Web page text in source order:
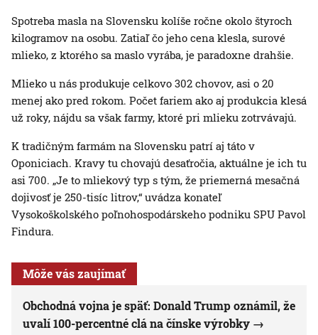
Spotreba masla na Slovensku kolíše ročne okolo štyroch
kilogramov na osobu. Zatiaľ čo jeho cena klesla, surové
mlieko, z ktorého sa maslo vyrába, je paradoxne drahšie.
Mlieko u nás produkuje celkovo 302 chovov, asi o 20
menej ako pred rokom. Počet fariem ako aj produkcia klesá
už roky, nájdu sa však farmy, ktoré pri mlieku zotrvávajú.
K tradičným farmám na Slovensku patrí aj táto v
Oponiciach. Kravy tu chovajú desaťročia, aktuálne je ich tu
asi 700. „Je to mliekový typ s tým, že priemerná mesačná
dojivosť je 250-tisíc litrov,“ uvádza konateľ
Vysokoškolského poľnohospodárskeho podniku SPU Pavol
Findura.
Môže vás zaujímať
Obchodná vojna je späť: Donald Trump oznámil, že
uvalí 100-percentné clá na čínske výrobky